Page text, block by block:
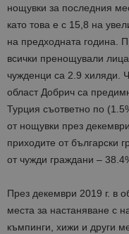
нощувки за последния
като това е с 15,8 на
на предходната година.
всички пренощували
чужденци са 2.9 хиляди.
област Добрич са
Турция съответно по
от нощувки през
приходите от български
от чужди граждани –
През декември 2019 г. в
места за настаняване с
къмпинги, хижи и други